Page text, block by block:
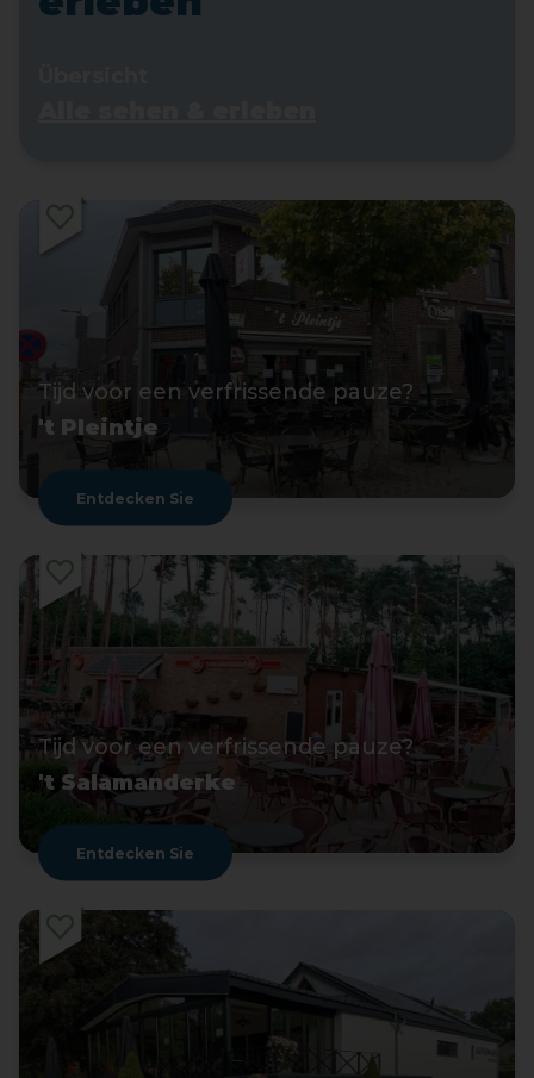
Tijd voor een verfrissende pauze?
't Pleintje
Entdecken Sie
Tijd voor een verfrissende pauze?
't Salamanderke
Entdecken Sie